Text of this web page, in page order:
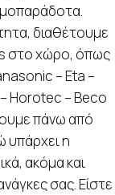
διαθέτουμε
στο χώρο, όπως
– Eta –
Horotec – Beco
πάνω από
υπάρχει η
ακόμα και
σας. Είστε